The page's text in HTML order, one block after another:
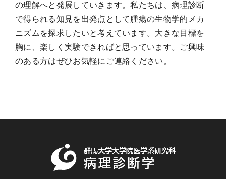
の理解へと発展していきます。私たちは、病理診断
で得られる知見を出発点として腫瘍の生物学的メカ
ニズムを探求したいと考えています。大きな目標を
胸に、楽しく実験できればと思っています。ご興味
のある方はぜひお気軽にご連絡ください。